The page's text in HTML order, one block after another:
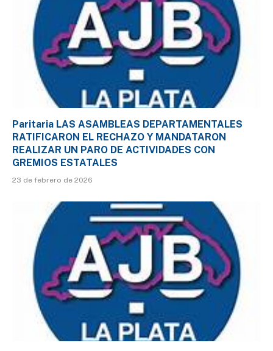
Paritaria LAS ASAMBLEAS DEPARTAMENTALES
RATIFICARON EL RECHAZO Y MANDATARON
REALIZAR UN PARO DE ACTIVIDADES CON
GREMIOS ESTATALES
23 de febrero de 2026